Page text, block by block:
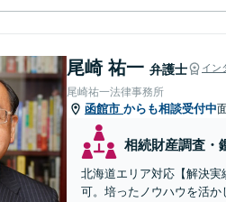
尾崎 祐一 弁護士 イン
尾崎祐一法律事務所
函館市 からも相談受付中
相続財産調査・
北海道エリア対応【解決
可。培ったノウハウを活か